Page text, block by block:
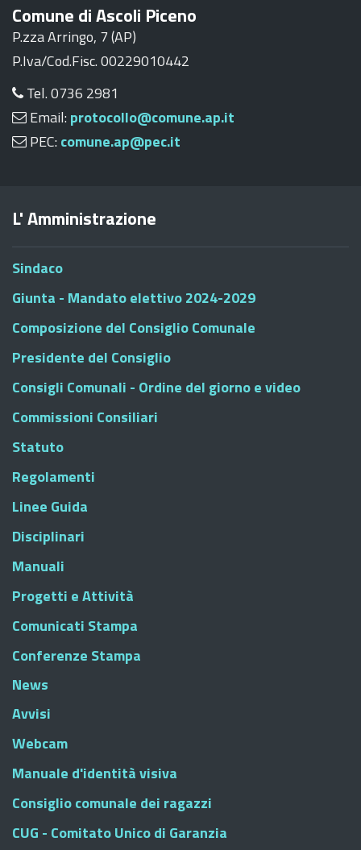
Comune di Ascoli Piceno
P.zza Arringo, 7 (AP)
P.Iva/Cod.Fisc. 00229010442
Tel. 0736 2981
Email: protocollo@comune.ap.it
PEC: comune.ap@pec.it
L' Amministrazione
Sindaco
Giunta - Mandato elettivo 2024-2029
Composizione del Consiglio Comunale
Presidente del Consiglio
Consigli Comunali - Ordine del giorno e video
Commissioni Consiliari
Statuto
Regolamenti
Linee Guida
Disciplinari
Manuali
Progetti e Attività
Comunicati Stampa
Conferenze Stampa
News
Avvisi
Webcam
Manuale d'identità visiva
Consiglio comunale dei ragazzi
CUG - Comitato Unico di Garanzia